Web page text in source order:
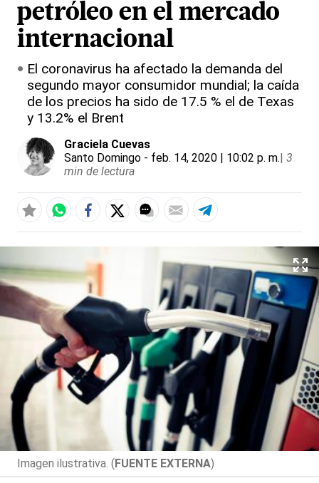
petróleo en el mercado
internacional
El coronavirus ha afectado la demanda del
segundo mayor consumidor mundial; la caída
de los precios ha sido de 17.5 % el de Texas
y 13.2% el Brent
Graciela Cuevas
Santo Domingo - feb. 14, 2020 | 10:02 p. m.| 3
min de lectura
Imagen ilustrativa. (FUENTE EXTERNA)